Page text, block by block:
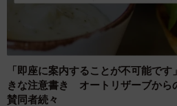
「即座に案内することが不可能で
きな注意書き オートリザーブから
賛同者続々